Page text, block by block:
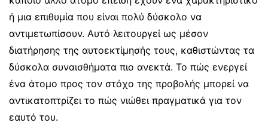
ή μια επιθυμία που είναι πολύ δύσκολο να
αντιμετωπίσουν. Αυτό λειτουργεί ως μέσον
διατήρησης της αυτοεκτίμησής τους, καθιστώντας τα
δύσκολα συναισθήματα πιο ανεκτά. Το πώς ενεργεί
ένα άτομο προς τον στόχο της προβολής μπορεί να
αντικατοπτρίζει το πώς νιώθει πραγματικά για τον
εαυτό του.